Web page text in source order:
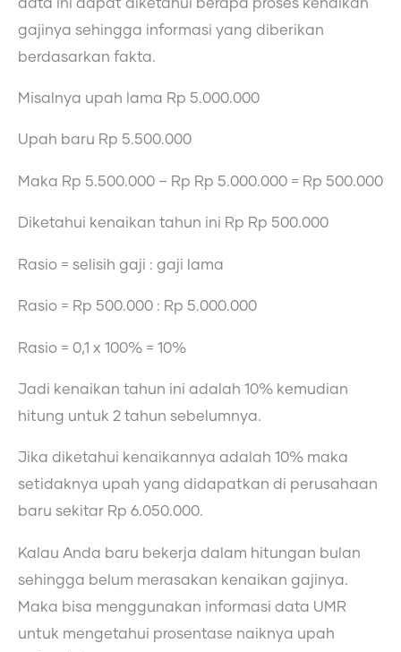
data ini dapat diketahui berapa proses kenaikan
gajinya sehingga informasi yang diberikan
berdasarkan fakta.
Misalnya upah lama Rp 5.000.000
Upah baru Rp 5.500.000
Maka Rp 5.500.000 – Rp Rp 5.000.000 = Rp 500.000
Diketahui kenaikan tahun ini Rp Rp 500.000
Rasio = selisih gaji : gaji lama
Rasio = Rp 500.000 : Rp 5.000.000
Rasio = 0,1 x 100% = 10%
Jadi kenaikan tahun ini adalah 10% kemudian
hitung untuk 2 tahun sebelumnya.
Jika diketahui kenaikannya adalah 10% maka
setidaknya upah yang didapatkan di perusahaan
baru sekitar Rp 6.050.000.
Kalau Anda baru bekerja dalam hitungan bulan
sehingga belum merasakan kenaikan gajinya.
Maka bisa menggunakan informasi data UMR
untuk mengetahui prosentase naiknya upah